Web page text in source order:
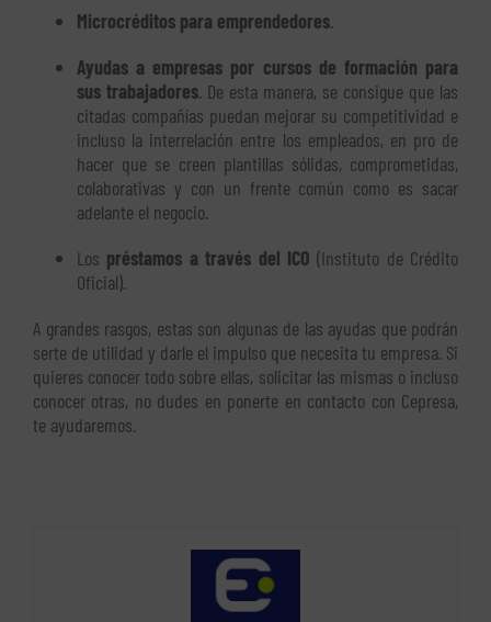
Microcréditos para emprendedores.
Ayudas a empresas por cursos de formación para
sus trabajadores. De esta manera, se consigue que las
citadas compañías puedan mejorar su competitividad e
incluso la interrelación entre los empleados, en pro de
hacer que se creen plantillas sólidas, comprometidas,
colaborativas y con un frente común como es sacar
adelante el negocio.
Los préstamos a través del ICO (Instituto de Crédito
Oficial).
A grandes rasgos, estas son algunas de las ayudas que podrán
serte de utilidad y darle el impulso que necesita tu empresa. Si
quieres conocer todo sobre ellas, solicitar las mismas o incluso
conocer otras, no dudes en ponerte en contacto con Cepresa,
te ayudaremos.